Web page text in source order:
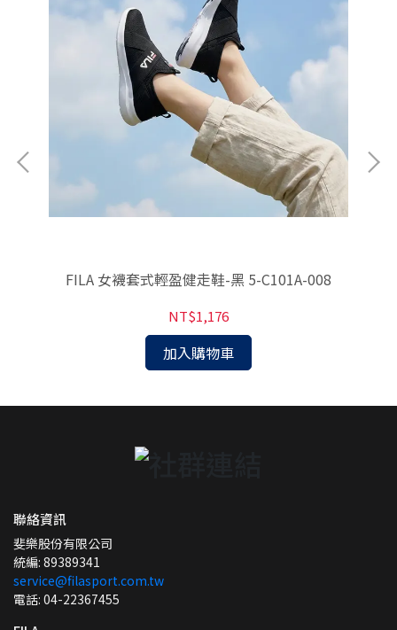
FILA 女襪套式輕盈健走鞋-黑 5-C101A-008
NT$1,176
加入購物車
聯絡資訊
斐樂股份有限公司
統編: 89389341
service@filasport.com.tw
電話: 04-22367455